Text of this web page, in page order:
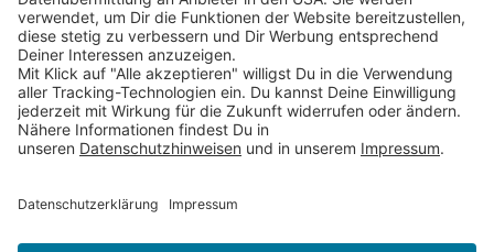
12,00 €